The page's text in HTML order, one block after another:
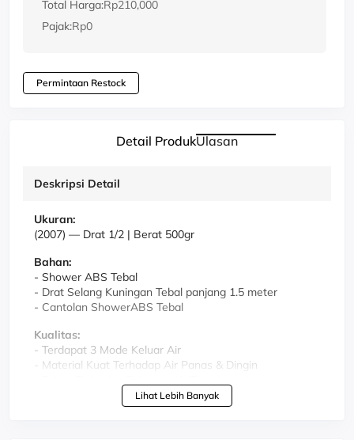
Total Harga:Rp210,000
Pajak:Rp0
Permintaan Restock
Detail ProdukUlasan
Deskripsi Detail
Ukuran:
(2007) — Drat 1/2 | Berat 500gr
Bahan:
- Shower ABS Tebal
- Drat Selang Kuningan Tebal panjang 1.5 meter
- Cantolan ShowerABS Tebal
Kualitas:
- Terdapat 3 Mode Keluar Air
- Material Kuat Terhadap Air Panas & Dingin
- Sudah termasuk Selang 1,5 meter
- Desain Keren, Elegan, Modern dan Stylist
Lihat Lebih Banyak